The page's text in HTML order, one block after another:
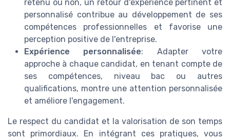
retenu ou non, un retour d'expérience pertinent et
personnalisé contribue au développement de ses
compétences professionnelles et favorise une
perception positive de l'entreprise.
Expérience personnalisée: Adapter votre
approche à chaque candidat, en tenant compte de
ses compétences, niveau bac ou autres
qualifications, montre une attention personnalisée
et améliore l'engagement.
Le respect du candidat et la valorisation de son temps
sont primordiaux. En intégrant ces pratiques, vous